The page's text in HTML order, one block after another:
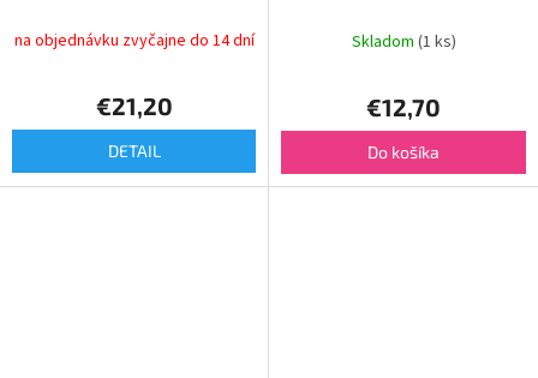
na objednávku zvyčajne do 14 dní
€21,20
DETAIL
Skladom (1 ks)
€12,70
Do košíka